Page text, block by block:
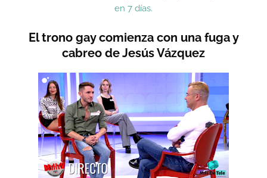
en 7 días.
El trono gay comienza con una fuga y
cabreo de Jesús Vázquez